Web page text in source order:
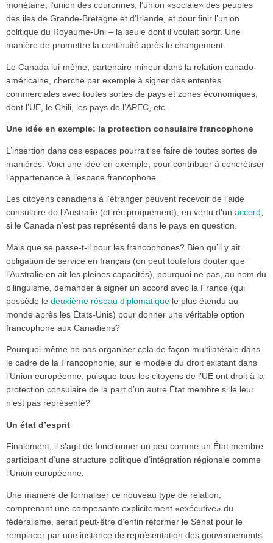
monétaire, l’union des couronnes, l’union «sociale» des peuples
des iles de Grande-Bretagne et d’Irlande, et pour finir l’union
politique du Royaume-Uni – la seule dont il voulait sortir. Une
manière de promettre la continuité après le changement.
Le Canada lui-même, partenaire mineur dans la relation canado-
américaine, cherche par exemple à signer des ententes
commerciales avec toutes sortes de pays et zones économiques,
dont l’UE, le Chili, les pays de l’APEC, etc.
Une idée en exemple: la protection consulaire francophone
L’insertion dans ces espaces pourrait se faire de toutes sortes de
manières. Voici une idée en exemple, pour contribuer à concrétiser
l’appartenance à l’espace francophone.
Les citoyens canadiens à l’étranger peuvent recevoir de l’aide
consulaire de l’Australie (et réciproquement), en vertu d’un accord ,
si le Canada n’est pas représenté dans le pays en question.
Mais que se passe-t-il pour les francophones? Bien qu’il y ait
obligation de service en français (on peut toutefois douter que
l’Australie en ait les pleines capacités), pourquoi ne pas, au nom du
bilinguisme, demander à signer un accord avec la France (qui
possède le deuxième réseau diplomatique le plus étendu au
monde après les États-Unis) pour donner une véritable option
francophone aux Canadiens?
Pourquoi même ne pas organiser cela de façon multilatérale dans
le cadre de la Francophonie, sur le modèle du droit existant dans
l’Union européenne, puisque tous les citoyens de l’UE ont droit à la
protection consulaire de la part d’un autre État membre si le leur
n’est pas représenté?
Un état d’esprit
Finalement, il s’agit de fonctionner un peu comme un État membre
participant d’une structure politique d’intégration régionale comme
l’Union européenne.
Une manière de formaliser ce nouveau type de relation,
comprenant une composante explicitement «exécutive» du
fédéralisme, serait peut-être d’enfin réformer le Sénat pour le
remplacer par une instance de représentation des gouvernements